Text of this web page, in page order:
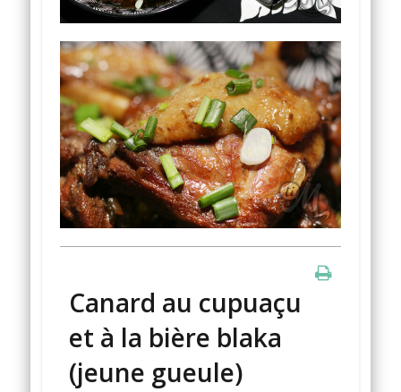
Canard au cupuaçu
et à la bière blaka
(jeune gueule)